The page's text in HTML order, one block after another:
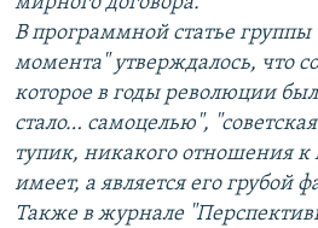
В программной статье
момента" утверждалось, что
которое в годы революции
стало… самоцелью",
тупик, никакого отношения
имеет, а является его грубой
Также в журнале